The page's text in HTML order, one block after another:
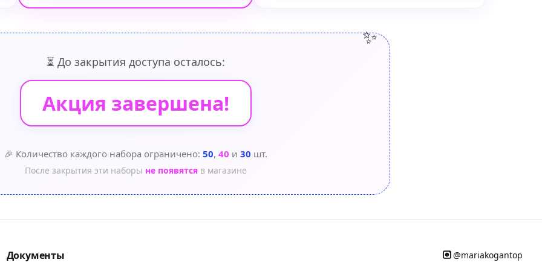
✨
⏳ До закрытия доступа осталось:
Акция завершена!
🎉 Количество каждого набора ограничено: 50, 40 и 30 шт.
После закрытия эти наборы не появятсяв магазине
Документы @mariakogantop